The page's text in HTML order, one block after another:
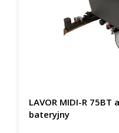
LAVOR MIDI-R
bateryjny